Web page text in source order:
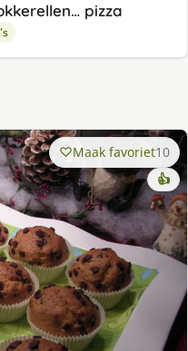
pizza
Maak favoriet10
👍